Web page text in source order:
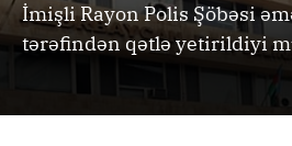
İmişli Rayon Polis Şöbəsi
tərəfindən qətlə yetirildiyi